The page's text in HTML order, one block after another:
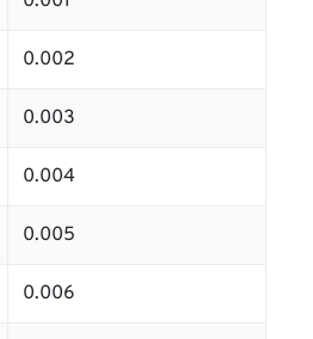
0.002
0.003
0.004
0.005
0.006